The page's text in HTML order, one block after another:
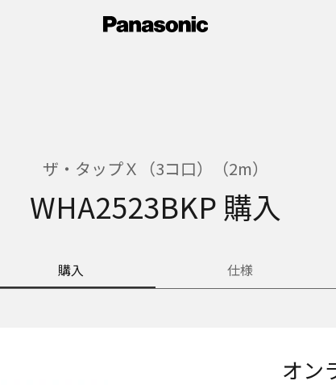
ザ・タップＸ（3コ口）（2m）
WHA2523BKP 購入
購入 仕様
オン